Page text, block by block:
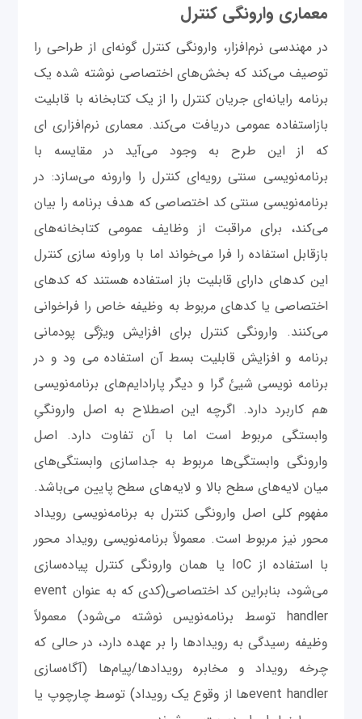
معماری وارونگی کنترل
در مهندسی نرم‌افزار، وارونگی کنترل گونه‌ای از طراحی را
توصیف می‌کند که بخش‌های اختصاصی نوشته شده یک
برنامه رایانه‌ای جریان کنترل را از یک کتابخانه با قابلیت
بازاستفاده عمومی دریافت می‌کند. معماری نرم‌افزاری ای
که از این طرح به وجود می‌آید در مقایسه با
برنامه‌نویسی سنتی رویه‌ای کنترل را وارونه می‌سازد: در
برنامه‌نویسی سنتی کد اختصاصی که هدف برنامه را بیان
می‌کند، برای مراقبت از وظایف عمومی کتابخانه‌های
بازقابل استفاده را فرا می‌خواند اما با وراونه سازی کنترل
این کدهای دارای قابلیت باز استفاده هستند که کدهای
اختصاصی یا کدهای مربوط به وظیفه خاص را فراخوانی
می‌کنند. وارونگی کنترل برای افزایش ویژگی پودمانی
برنامه و افزایش قابلیت بسط آن استفاده می ود و در
برنامه نویسی شیئ گرا و دیگر پارادایم‌های برنامه‌نویسی
هم کاربرد دارد. اگرچه این اصطلاح به اصل وارونگیِ
وابستگی مربوط است اما با آن تفاوت دارد. اصل
وارونگی وابستگی‌ها مربوط به جداسازی وابستگی‌های
میان لایه‌های سطح بالا و لایه‌های سطح پایین می‌باشد.
مفهوم کلی اصل وارونگی کنترل به برنامه‌نویسی رویداد
محور نیز مربوط است. معمولاً برنامه‌نویسی رویداد محور
با استفاده از IoC یا همان وارونگی کنترل پیاده‌سازی
می‌شود، بنابراین کد اختصاصی(کدی که به عنوان event
handler توسط برنامه‌نویس نوشته می‌شود) معمولاً
وظیفه رسیدگی به رویدادها را بر عهده دارد، در حالی که
چرخه رویداد و مخابره رویدادها/پیام‌ها (آگاه‌سازی
event handlerها از وقوع یک رویداد) توسط چارچوپ یا